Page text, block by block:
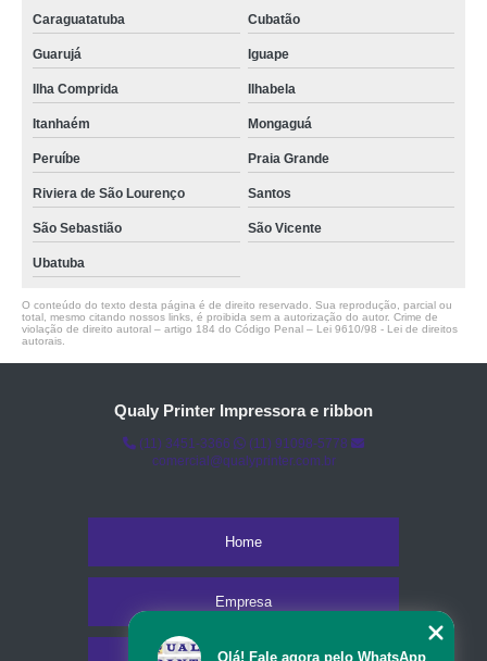
Caraguatatuba Cubatão
Guarujá Iguape
Ilha Comprida Ilhabela
Itanhaém Mongaguá
Peruíbe Praia Grande
Riviera de São Lourenço Santos
São Sebastião São Vicente
Ubatuba
O conteúdo do texto desta página é de direito reservado. Sua reprodução, parcial ou
total, mesmo citando nossos links, é proibida sem a autorização do autor. Crime de
violação de direito autoral – artigo 184 do Código Penal – Lei 9610/98 - Lei de direitos
autorais
Qualy Printer Impressora e ribbon
(11) 3451-3366
(11) 91098-5778
comercial@qualyprinter.com.br
Home
Empresa
Olá! Fale agora pelo WhatsApp